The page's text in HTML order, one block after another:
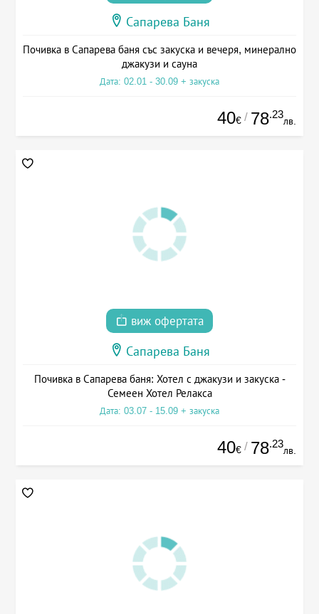
Сапарева Баня
Почивка в Сапарева баня със закуска и вечеря, минерално
джакузи и сауна
Дата: 02.01 - 30.09 + закуска
40€ / 78.23
лв.
виж офертата
Сапарева Баня
Почивка в Сапарева баня: Хотел с джакузи и закуска -
Семеен Хотел Релакса
Дата: 03.07 - 15.09 + закуска
40€ / 78.23
лв.